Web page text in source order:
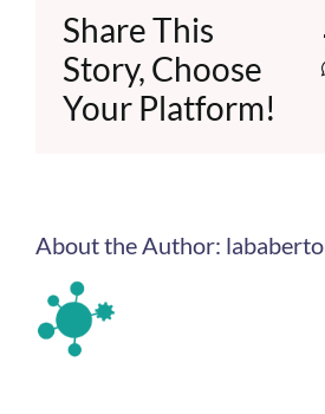
Share This
Story, Choose
Your Platform!
About the Author: lababerto